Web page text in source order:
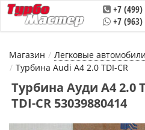
+7
+7
Магазин Легковые автомобили
Турбина Audi A4 2.0 TDI-CR
Турбина Ауди А4 2.0
TDI-CR 53039880414